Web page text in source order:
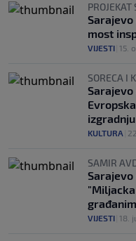
PROJEKAT
Sarajevo
most
VIJESTI 15.
SORECA I
KULTURA
SAMIR
VIJESTI 18.